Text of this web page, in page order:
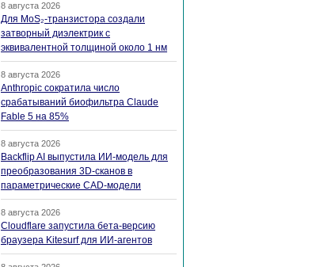
8 августа 2026
Для MoS₂-транзистора создали
затворный диэлектрик с
эквивалентной толщиной около 1 нм
8 августа 2026
Anthropic сократила число
срабатываний биофильтра Claude
Fable 5 на 85%
8 августа 2026
Backflip AI выпустила ИИ-модель для
преобразования 3D-сканов в
параметрические CAD-модели
8 августа 2026
Cloudflare запустила бета-версию
браузера Kitesurf для ИИ-агентов